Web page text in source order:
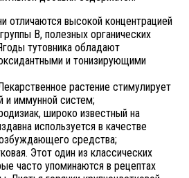
отличаются высокой концентрацией
В, полезных органических
тутовника обладают
и тонизирующими
растение стимулирует
и иммунной систем;
широко известный на
используется в качестве
средства;
Этот один из классических
часто упоминаются в рецептах